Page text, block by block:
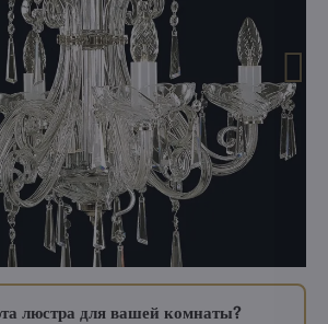
люстра для вашей комнаты?